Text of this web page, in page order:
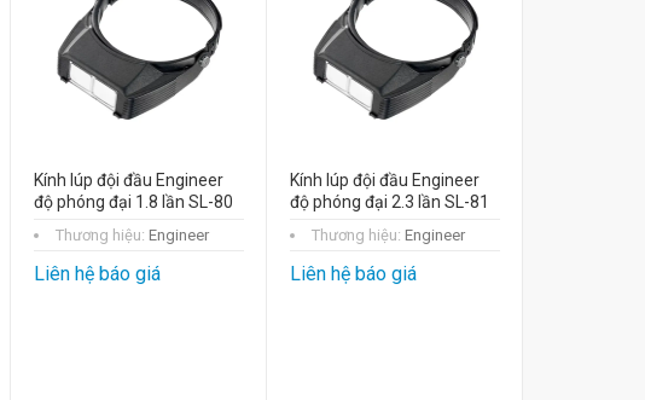
Kính lúp đội đầu Engineer
độ phóng đại 1.8 lần SL-80
Thương hiệu: Engineer
Liên hệ báo giá
Kính lúp đội đầu Engineer
độ phóng đại 2.3 lần SL-81
Thương hiệu: Engineer
Liên hệ báo giá